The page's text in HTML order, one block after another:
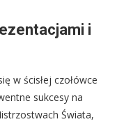
i
w ścisłej czołówce
sukcesy na
Świata,